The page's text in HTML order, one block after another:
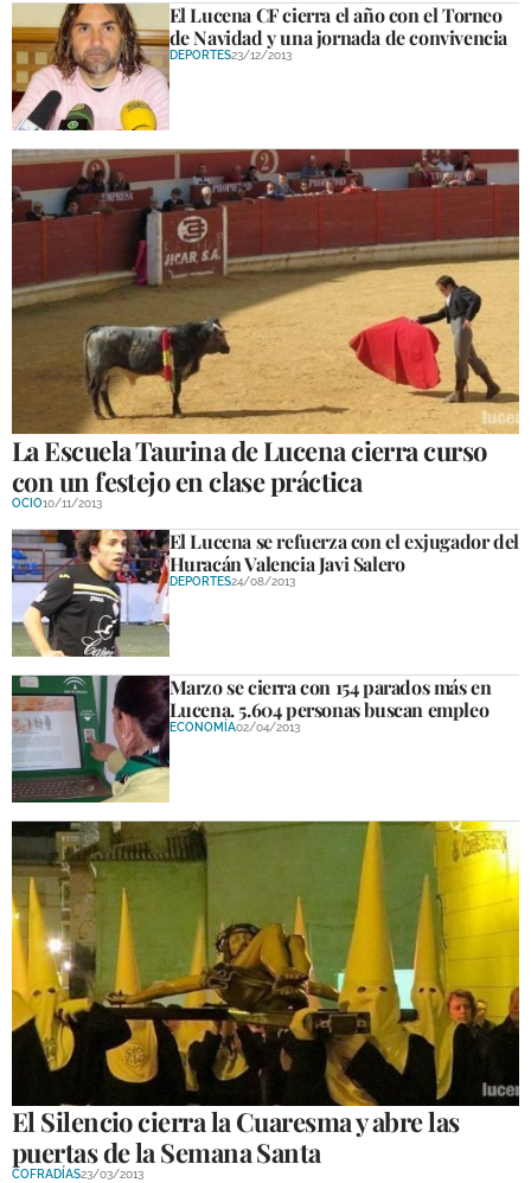
El Lucena CF cierra el año con el Torneo
de Navidad y una jornada de convivencia
DEPORTES23/12/2013
La Escuela Taurina de Lucena cierra curso
con un festejo en clase práctica
OCIO10/11/2013
El Lucena se refuerza con el exjugador del
Huracán Valencia Javi Salero
DEPORTES24/08/2013
Marzo se cierra con 154 parados más en
Lucena. 5.604 personas buscan empleo
ECONOMÍA02/04/2013
El Silencio cierra la Cuaresma y abre las
puertas de la Semana Santa
COFRADÍAS23/03/2013